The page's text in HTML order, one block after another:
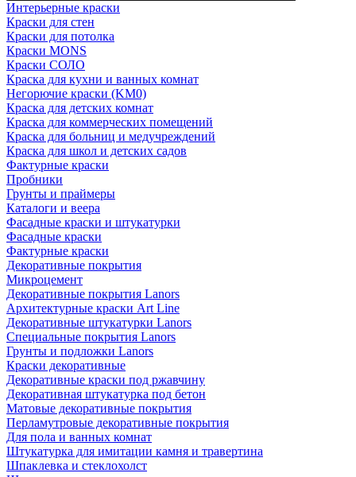
Интерьерные краски
Краски для стен
Краски для потолка
Краски MONS
Краски СОЛО
Краска для кухни и ванных комнат
Негорючие краски (KM0)
Краска для детских комнат
Краска для коммерческих помещений
Краска для больниц и медучреждений
Краска для школ и детских садов
Фактурные краски
Пробники
Грунты и праймеры
Каталоги и веера
Фасадные краски и штукатурки
Фасадные краски
Фактурные краски
Декоративные покрытия
Микроцемент
Декоративные покрытия Lanors
Архитектурные краски Art Line
Декоративные штукатурки Lanors
Специальные покрытия Lanors
Грунты и подложки Lanors
Краски декоративные
Декоративные краски под ржавчину
Декоративная штукатурка под бетон
Матовые декоративные покрытия
Перламутровые декоративные покрытия
Для пола и ванных комнат
Штукатурка для имитации камня и травертина
Шпаклевка и стеклохолст